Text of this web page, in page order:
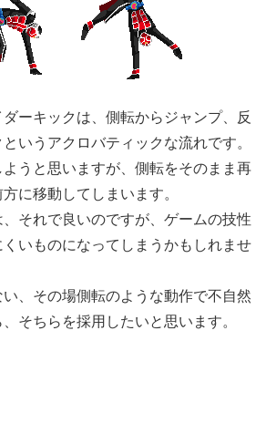
ーキックは、側転からジャンプ、反
いうアクロバティックな流れです。
うと思いますが、側転をそのまま再
に移動してしまいます。
それで良いのですが、ゲームの技性
いものになってしまうかもしれませ
、その場側転のような動作で不自然
そちらを採用したいと思います。